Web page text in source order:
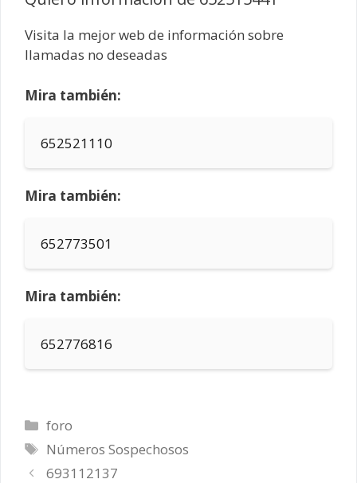
Visita la mejor web de información sobre
llamadas no deseadas
Mira también:
652521110
Mira también:
652773501
Mira también:
652776816
Categorías
foro
Etiquetas
Números Sospechosos
693112137